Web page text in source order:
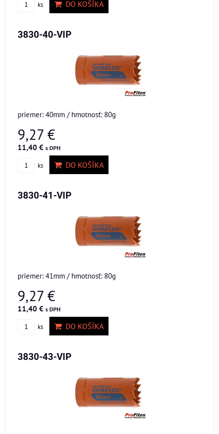
ks DO KOŠÍKA
3830-40-VIP
priemer: 40mm / hmotnosť: 80g
9,27 €
11,40 € s DPH
ks DO KOŠÍKA
3830-41-VIP
priemer: 41mm / hmotnosť: 80g
9,27 €
11,40 € s DPH
ks DO KOŠÍKA
3830-43-VIP